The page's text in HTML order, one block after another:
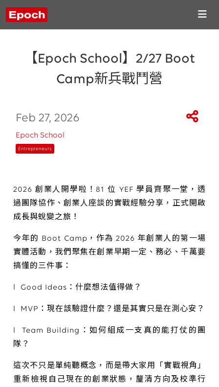
【Epoch School】2/27 Boot
Camp新兵戰鬥營
Feb 27, 2026
Epoch School
Entrepreneurs
2026 創業人開學啦！81 位 YEF 學員齊聚一堂，透
過團隊協作、創業人座談的實戰經驗分享，正式開啟
成長與蛻變之旅！
今年的 Boot Camp，作為 2026 年創業人的第一場
實體活動，我們聚焦在創業早期一定、務必、千萬要
搞懂的三件事：
l Good Ideas：什麼想法值得做？
l MVP：現在該驗證什麼？還是其實只是在測心安？
l Team Building：如何組成一支真的能打仗的團
隊？
這次不只是單純聽概念，而是帶大家用「實戰視角」
重新檢視自己現在的創業狀態，釐清方向及校準行